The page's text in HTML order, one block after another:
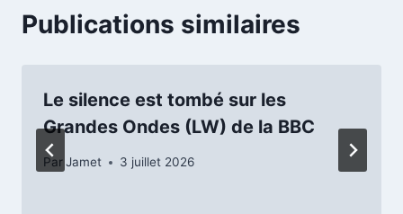
Publications similaires
Le silence est tombé sur les
Grandes Ondes (LW) de la BBC
ParJamet 3 juillet 2026